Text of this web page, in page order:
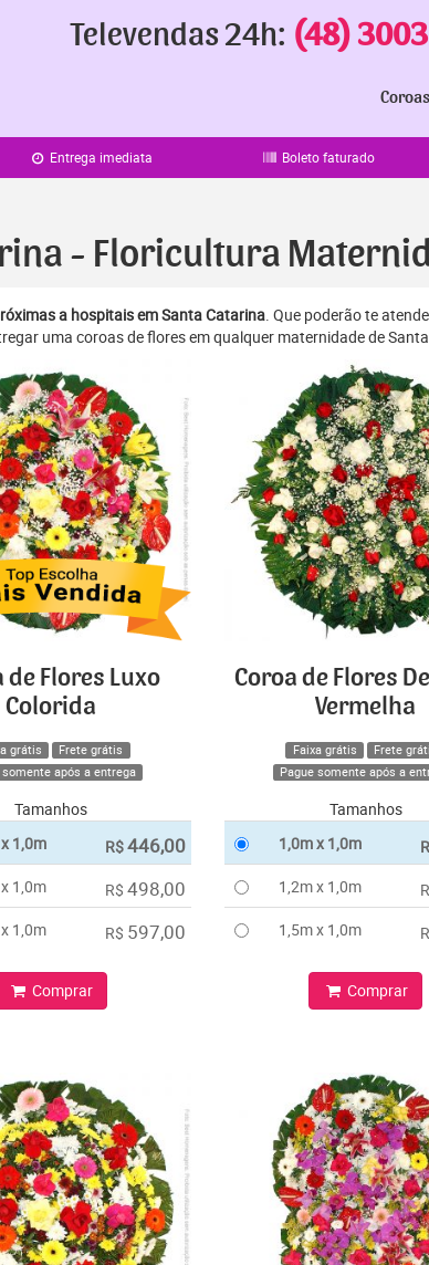
Televendas 24h: (48)
Entrega imediata Boleto faturado
- Floricultura
a hospitais em Santa Catarina. Que poderão te
uma coroas de flores em qualquer maternidade de
de Flores Luxo
Colorida
grátis
Frete grátis
somente após a entrega
Tamanhos
1,0m
R$446,00
1,0m R$ 498,00
1,0m R$ 597,00
Comprar
Coroa de Flores
Vermelha
Faixa grátis
Frete
Pague somente após a
Tamanhos
1,0m x 1,0m
1,2m x 1,0m
1,5m x 1,0m
Comprar